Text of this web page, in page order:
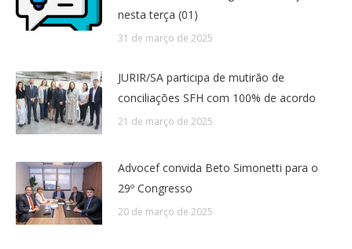
nesta terça (01)
31 de março de 2025
JURIR/SA participa de mutirão de
conciliações SFH com 100% de acordo
21 de março de 2025
Advocef convida Beto Simonetti para o
29º Congresso
20 de março de 2025